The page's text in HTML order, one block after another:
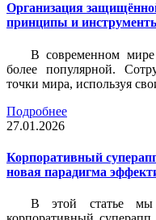
Организация
принципы и
В современном мире
более популярной.
точки мира, используя
Подробнее
27.01.2026
Корпоративный
новая парадигма
В этой статье мы